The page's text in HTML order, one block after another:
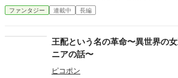
貴族としての責任を果たしながら、人
することだけ。 ……のはずが、なぜか
ことだけが、やたらとうまくいく。 無口な男の子、甘えん坊の女
ユウは孤児院の「ごはん係」として、毎
て、かつてこの孤児院で育った冒険者
児院は少しずつ、人が集まる場所になっていく。 戦
ない。 ただ、ごはんを作って、今日をち
ファンタジー 連載中 長編
王配という名の革命〜異世界の
ニアの話〜
ピコポン